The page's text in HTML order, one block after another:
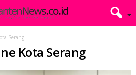
Serang
Kota Serang